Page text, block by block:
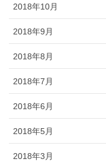
2018年10月
2018年9月
2018年8月
2018年7月
2018年6月
2018年5月
2018年3月